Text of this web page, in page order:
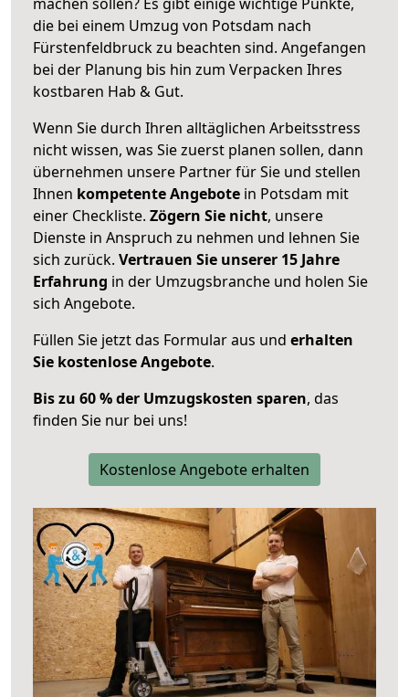
die bei einem Umzug von Potsdam nach
Fürstenfeldbruck zu beachten sind. Angefangen
bei der Planung bis hin zum Verpacken Ihres
kostbaren Hab & Gut.
Wenn Sie durch Ihren alltäglichen Arbeitsstress
nicht wissen, was Sie zuerst planen sollen, dann
übernehmen unsere Partner für Sie und stellen
Ihnen kompetente Angebote in Potsdam mit
einer Checkliste. Zögern Sie nicht, unsere
Dienste in Anspruch zu nehmen und lehnen Sie
sich zurück. Vertrauen Sie unserer 15 Jahre
Erfahrung in der Umzugsbranche und holen Sie
sich Angebote.
Füllen Sie jetzt das Formular aus und erhalten
Sie kostenlose Angebote.
Bis zu 60 % der Umzugskosten sparen, das
finden Sie nur bei uns!
Kostenlose Angebote erhalten